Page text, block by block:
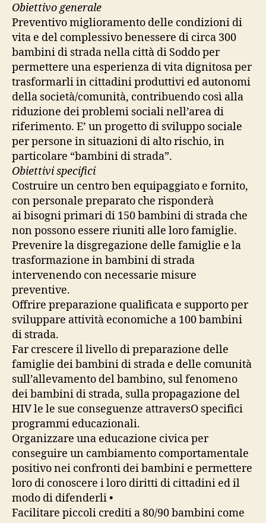
Obiettivo generale
Preventivo miglioramento delle condizioni di
vita e del complessivo benessere di circa 300
bambini di strada nella città di Soddo per
permettere una esperienza di vita dignitosa per
trasformarli in cittadini produttivi ed autonomi
della società/comunità, contribuendo così alla
riduzione dei problemi sociali nell’area di
riferimento. E’ un progetto di sviluppo sociale
per persone in situazioni di alto rischio, in
particolare “bambini di strada”.
Obiettivi specifici
Costruire un centro ben equipaggiato e fornito,
con personale preparato che risponderà
ai bisogni primari di 150 bambini di strada che
non possono essere riuniti alle loro famiglie.
Prevenire la disgregazione delle famiglie e la
trasformazione in bambini di strada
intervenendo con necessarie misure
preventive.
Offrire preparazione qualificata e supporto per
sviluppare attività economiche a 100 bambini
di strada.
Far crescere il livello di preparazione delle
famiglie dei bambini di strada e delle comunità
sull’allevamento del bambino, sul fenomeno
dei bambini di strada, sulla propagazione del
HIV le le sue conseguenze attraversO specifici
programmi educazionali.
Organizzare una educazione civica per
conseguire un cambiamento comportamentale
positivo nei confronti dei bambini e permettere
loro di conoscere i loro diritti di cittadini ed il
modo di difenderli •
Facilitare piccoli crediti a 80/90 bambini come